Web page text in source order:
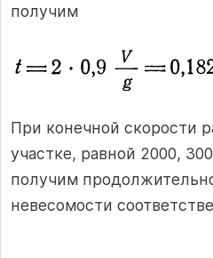
получим
При конечной скорости
участке, равной 2000,
получим
невесомости